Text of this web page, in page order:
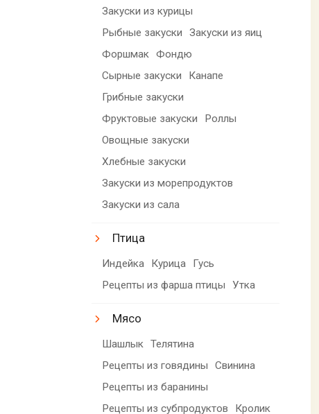
Закуски из курицы
Рыбные закуски
Закуски из яиц
Форшмак Фондю
Сырные закуски
Канапе
Грибные закуски
Фруктовые закуски
Роллы
Овощные закуски
Хлебные закуски
Закуски из морепродуктов
Закуски из сала
Птица
Индейка Курица
Гусь
Рецепты из фарша птицы
Утка
Мясо
Шашлык Телятина
Рецепты из говядины
Свинина
Рецепты из баранины
Рецепты из субпродуктов
Кролик